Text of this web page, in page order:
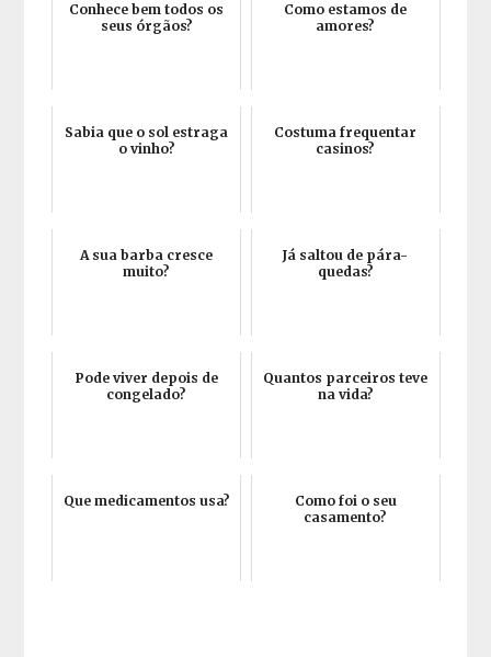
Conhece bem todos os
seus órgãos?
Como estamos de
amores?
Sabia que o sol estraga
o vinho?
Costuma frequentar
casinos?
A sua barba cresce
muito?
Já saltou de pára-
quedas?
Pode viver depois de
congelado?
Quantos parceiros teve
na vida?
Que medicamentos usa?
Como foi o seu
casamento?